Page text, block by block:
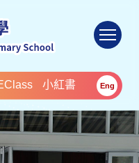
小紅書 Eng